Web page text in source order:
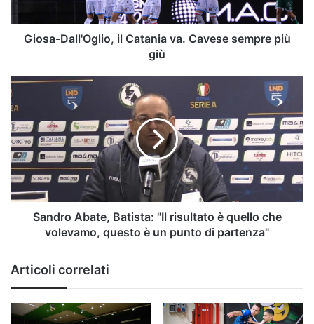
più
giù
Giosa-Dall'Oglio, il Catania va. Cavese sempre più
giù
Sandro
Abate,
Batista:
"Il
risultato
è
quello
che
volevamo,
questo
di
partenza"
Sandro Abate, Batista: "Il risultato è quello che
volevamo, questo è un punto di partenza"
Articoli correlati